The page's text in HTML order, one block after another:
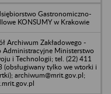
Gastronomiczno-
KONSUMY w Krakowie
Archiwum Zakładowego -
Administracyjne Ministerstwo
i Technologii; tel. (22) 411
(obsługiwany tylko we wtorki i
archiwum@mrit.gov.pl;